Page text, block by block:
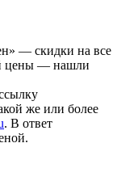
— скидки на все
цены — нашли
же или более
. В ответ